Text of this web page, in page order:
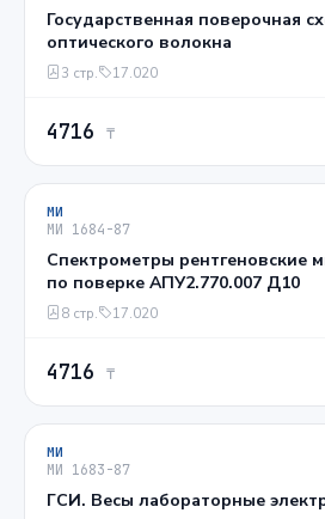
Государственная поверочная
оптического волокна
3 стр. 17.020
4716 ₸
МИ
МИ 1684-87
Спектрометры рентгеновские
по поверке АПУ2.770.007 Д10
8 стр. 17.020
4716 ₸
МИ
МИ 1683-87
ГСИ. Весы лабораторные